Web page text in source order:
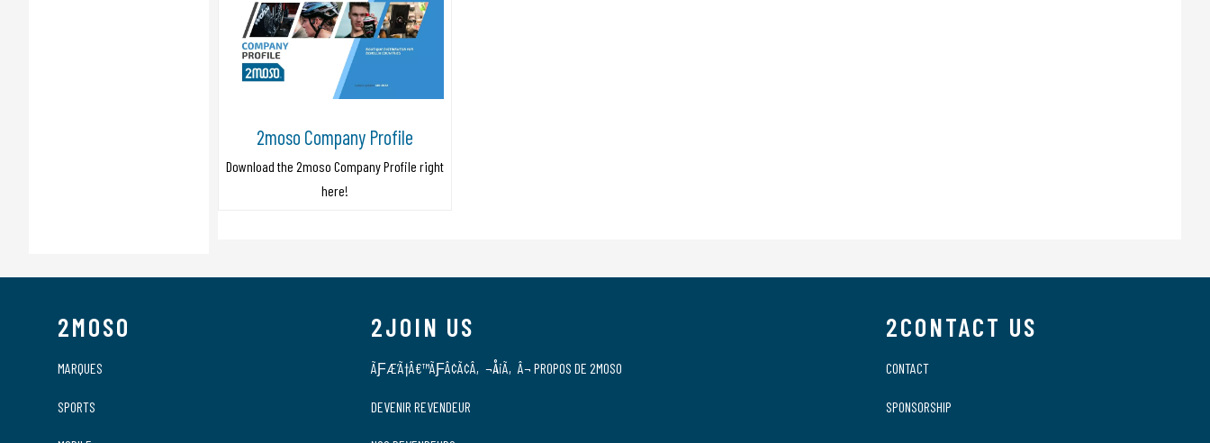
2moso Company Profile
Download the 2moso Company Profile right
here!
2MOSO
MARQUES
SPORTS
2JOIN US
ÃƑÆ’Ã†Â€™ÃƑÂ¢Ã¢Â‚¬Å¡Ã‚Â¬ PROPOS DE 2MOSO
DEVENIR REVENDEUR
2CONTACT US
CONTACT
SPONSORSHIP